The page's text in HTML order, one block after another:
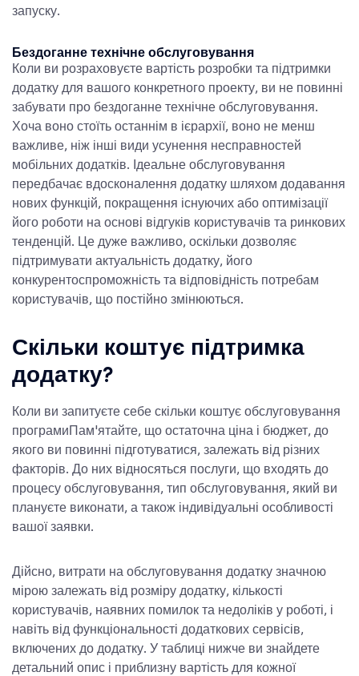
запуску.
Бездоганне технічне обслуговування
Коли ви розраховуєте вартість розробки та підтримки
додатку для вашого конкретного проекту, ви не повинні
забувати про бездоганне технічне обслуговування.
Хоча воно стоїть останнім в ієрархії, воно не менш
важливе, ніж інші види усунення несправностей
мобільних додатків. Ідеальне обслуговування
передбачає вдосконалення додатку шляхом додавання
нових функцій, покращення існуючих або оптимізації
його роботи на основі відгуків користувачів та ринкових
тенденцій. Це дуже важливо, оскільки дозволяє
підтримувати актуальність додатку, його
конкурентоспроможність та відповідність потребам
користувачів, що постійно змінюються.
Скільки коштує підтримка
додатку?
Коли ви запитуєте себе скільки коштує обслуговування
програми Пам'ятайте, що остаточна ціна і бюджет, до
якого ви повинні підготуватися, залежать від різних
факторів. До них відносяться послуги, що входять до
процесу обслуговування, тип обслуговування, який ви
плануєте виконати, а також індивідуальні особливості
вашої заявки.
Дійсно, витрати на обслуговування додатку значною
мірою залежать від розміру додатку, кількості
користувачів, наявних помилок та недоліків у роботі, і
навіть від функціональності додаткових сервісів,
включених до додатку. У таблиці нижче ви знайдете
детальний опис і приблизну вартість для кожної